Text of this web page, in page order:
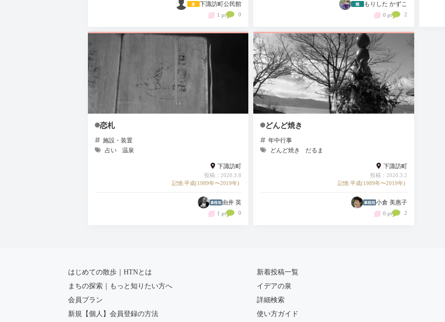
下諏訪町公民館
1 pt 0
もりした かずこ
0 pt 2
恋札
施設・装置
占い
温泉
下諏訪町
投稿：2020.3.8
記憶:平成(1989年〜2019年)
由井 英
1 pt 0
どんど焼き
年中行事
どんど焼き
だるま
下諏訪町
投稿：2020.3.2
記憶:平成(1989年〜2019年)
小倉 美惠子
0 pt 2
はじめての散歩｜HTNとは
まちの探索｜もっと知りたい方へ
会員プラン
新規【個人】会員登録の方法
新着投稿一覧
イデアの泉
詳細検索
使い方ガイド